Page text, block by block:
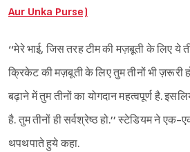
Aur Unka Purse)
‘‘मेरे भाई, जिस तरह टीम की मज़बूती के लिए ये
क्रिकेट की मज़बूती के लिए तुम तीनों भी ज़रूरी
बढ़ाने में तुम तीनों का योगदान महत्वपूर्ण है.
है. तुम तीनों ही सर्वश्रेष्ठ हो.’’ स्टेडियम ने
थपथपाते हुये कहा.